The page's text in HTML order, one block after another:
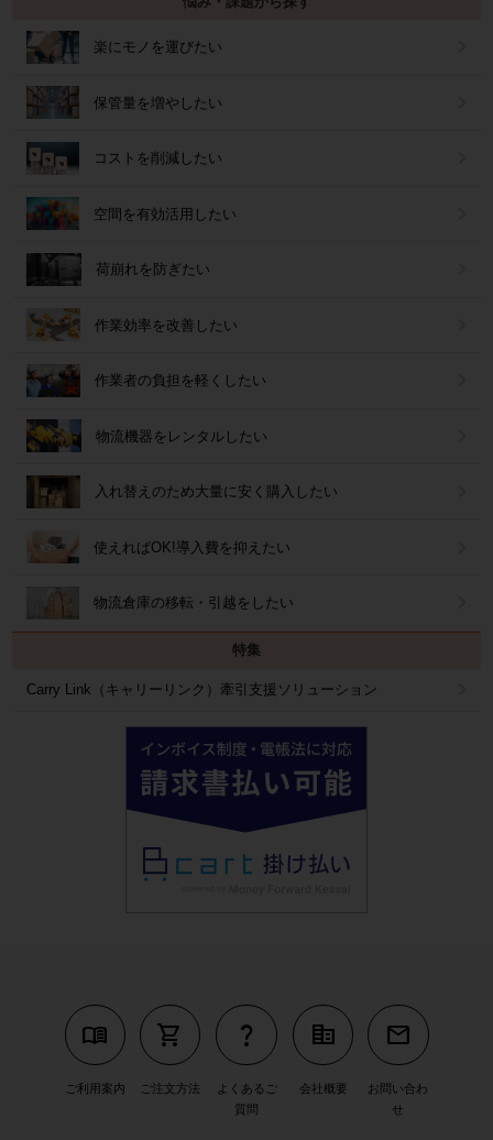
楽にモノを運びたい
保管量を増やしたい
コストを削減したい
空間を有効活用したい
荷崩れを防ぎたい
作業効率を改善したい
作業者の負担を軽くしたい
物流機器をレンタルしたい
入れ替えのため大量に安く購入したい
使えればOK!導入費を抑えたい
物流倉庫の移転・引越をしたい
特集
Carry Link（キャリーリンク）牽引支援ソリューション
menu_book
ご利用案内
shopping_cart
ご注文方法
question_mark
よくあるご
質問
corporate_fare
会社概要
mail
お問い合わ
せ